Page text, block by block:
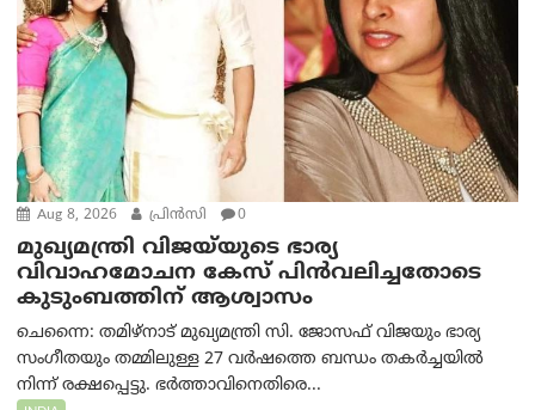
Aug 8, 2026 പ്രിന്‍സി 0
മുഖ്യമന്ത്രി വിജയ്‌യുടെ ഭാര്യ
വിവാഹമോചന കേസ് പിൻവലിച്ചതോടെ
കുടുംബത്തിന് ആശ്വാസം
ചെന്നൈ: തമിഴ്‌നാട് മുഖ്യമന്ത്രി സി. ജോസഫ് വിജയും ഭാര്യ
സംഗീതയും തമ്മിലുള്ള 27 വർഷത്തെ ബന്ധം തകർച്ചയിൽ
നിന്ന് രക്ഷപ്പെട്ടു. ഭർത്താവിനെതിരെ...